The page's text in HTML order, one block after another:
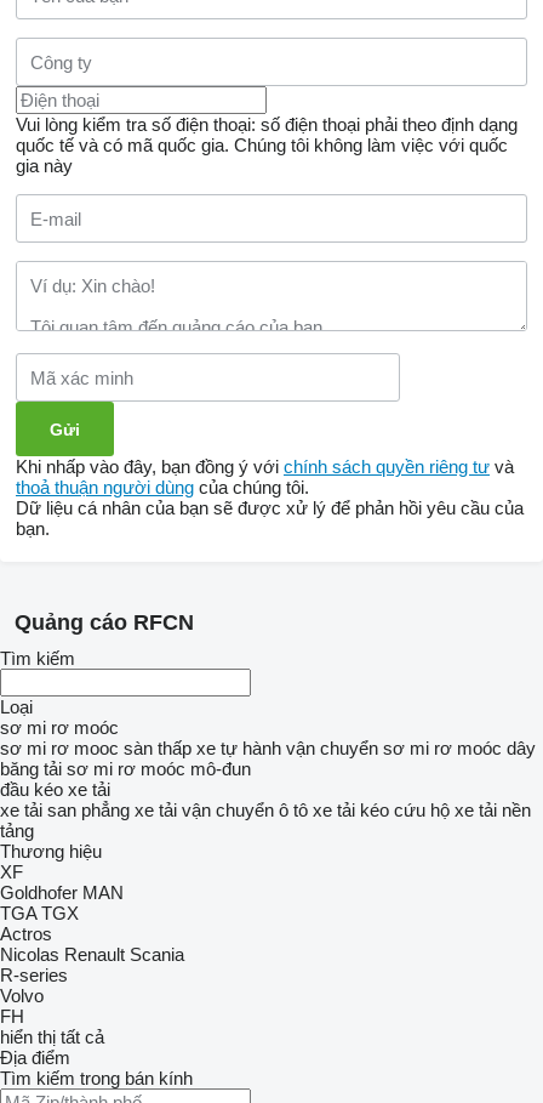
Vui lòng kiểm tra số điện thoại: số điện thoại phải theo định dạng
quốc tế và có mã quốc gia. Chúng tôi không làm việc với quốc
gia này
Khi nhấp vào đây, bạn đồng ý với chính sách quyền riêng tư và
thoả thuận người dùng của chúng tôi.
Dữ liệu cá nhân của bạn sẽ được xử lý để phản hồi yêu cầu của
bạn.
Quảng cáo RFCN
Tìm kiếm
Loại
sơ mi rơ moóc
sơ mi rơ mooc sàn thấp xe tự hành vận chuyển sơ mi rơ moóc dây
băng tải sơ mi rơ moóc mô-đun
đầu kéo xe tải
xe tải san phẳng xe tải vận chuyển ô tô xe tải kéo cứu hộ xe tải nền
tảng
Thương hiệu
XF
Goldhofer MAN
TGA TGX
Actros
Nicolas Renault Scania
R-series
Volvo
FH
hiển thị tất cả
Địa điểm
Tìm kiếm trong bán kính